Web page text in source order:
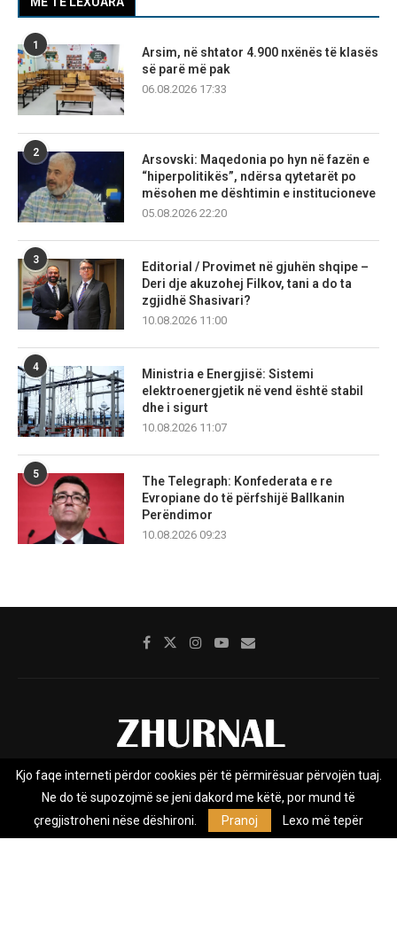
1
Arsim, në shtator 4.900 nxënës të klasës
së parë më pak
06.08.2026 17:33
2
Arsovski: Maqedonia po hyn në fazën e
“hiperpolitikës”, ndërsa qytetarët po
mësohen me dështimin e institucioneve
05.08.2026 22:20
3
Editorial / Provimet në gjuhën shqipe –
Deri dje akuzohej Filkov, tani a do ta
zgjidhë Shasivari?
10.08.2026 11:00
4
Ministria e Energjisë: Sistemi
elektroenergjetik në vend është stabil
dhe i sigurt
10.08.2026 11:07
5
The Telegraph: Konfederata e re
Evropiane do të përfshijë Ballkanin
Perëndimor
10.08.2026 09:23
Rreth nesh Impresumi Marketing
Privacy Policy
Zhurnal.mk është Agjenci e Lajmeve e pavarur, e themeluar në vitin
Kjo faqe interneti përdor cookies për të përmirësuar përvojën tuaj.
Ne do të supozojmë se jeni dakord me këtë, por mund të
çregjistroheni nëse dëshironi.
Pranoj Lexo më tepër